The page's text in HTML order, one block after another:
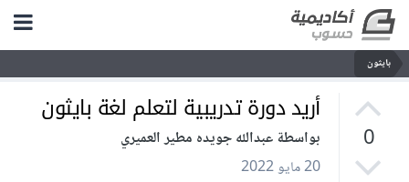
بايثون
0
أريد دورة تدريبية لتعلم لغة بايثون
بواسطة عبدالله جويده مطير العميري
20 مايو 2022